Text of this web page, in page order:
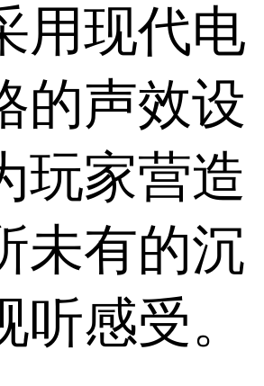
用现代电
的声效设
玩家营造
未有的沉
听感受。